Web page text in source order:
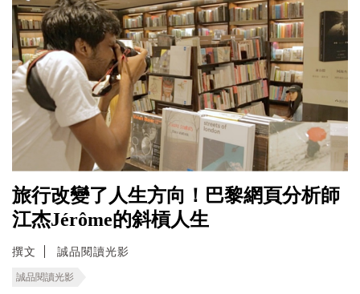
旅行改變了人生方向！巴黎網頁分析師
江杰Jérôme的斜槓人生
撰文 誠品閱讀光影
誠品閱讀光影